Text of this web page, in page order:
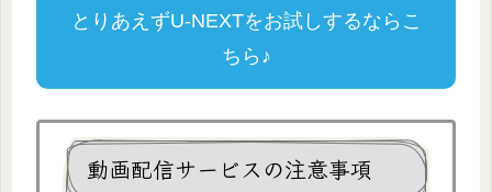
とりあえずU-NEXTをお試しするならこ
ちら♪
動画配信サービスの注意事項